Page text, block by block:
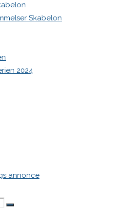
Skabelon
2024
annonce
Search